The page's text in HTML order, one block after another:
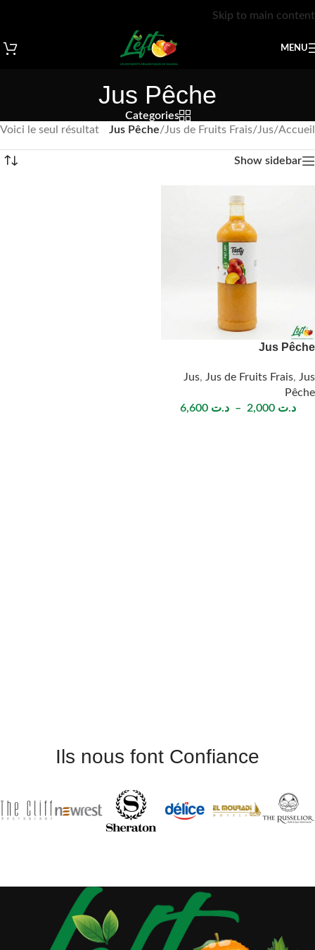
Skip to main content
MENU
Jus Pêche
Categories
Accueil
/
Jus
/
Jus de Fruits Frais
/
Jus Pêche
Voici le seul résultat
Show sidebar
Jus Pêche
Jus, Jus de Fruits Frais, Jus
Pêche
د.ت
– د.ت
Ils nous font Confiance